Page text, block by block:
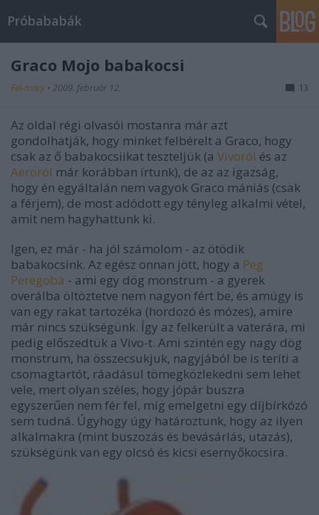
Próbababák
Graco Mojo babakocsi
Fel-mary • 2009. február 12. 13
Az oldal régi olvasói mostanra már azt
gondolhatják, hogy minket felbérelt a Graco, hogy
csak az ő babakocsiikat teszteljük (a Vivoról és az
Aeroról már korábban írtunk), de az az igazság,
hogy én egyáltalán nem vagyok Graco mániás (csak
a férjem), de most adódott egy tényleg alkalmi vétel,
amit nem hagyhattunk ki.
Igen, ez már - ha jól számolom - az ötödik
babakocsink. Az egész onnan jött, hogy a Peg
Peregoba - ami egy dög monstrum - a gyerek
overálba öltöztetve nem nagyon fért be, és amúgy is
van egy rakat tartozéka (hordozó és mózes), amire
már nincs szükségünk. Így az felkerült a vaterára, mi
pedig előszedtük a Vivo-t. Ami szintén egy nagy dög
monstrum, ha összecsukjuk, nagyjából be is teríti a
csomagtartót, ráadásul tömegközlekedni sem lehet
vele, mert olyan széles, hogy jópár buszra
egyszerűen nem fér fel, míg emelgetni egy díjbírkózó
sem tudná. Úgyhogy úgy határoztunk, hogy az ilyen
alkalmakra (mint buszozás és bevásárlás, utazás),
szükségünk van egy olcsó és kicsi esernyőkocsira.